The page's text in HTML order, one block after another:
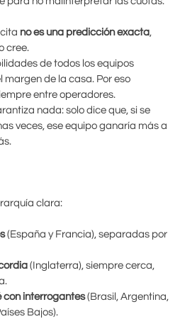
no es una predicción exacta,
cree.
de todos los equipos
margen de la casa. Por eso
entre operadores.
nada: solo dice que, si se
veces, ese equipo ganaría más a
clara:
(España y Francia), separadas por
(Inglaterra), siempre cerca,
con interrogantes(Brasil, Argentina,
Bajos).